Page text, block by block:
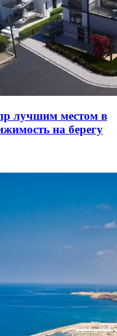
лучшим местом в
на берегу